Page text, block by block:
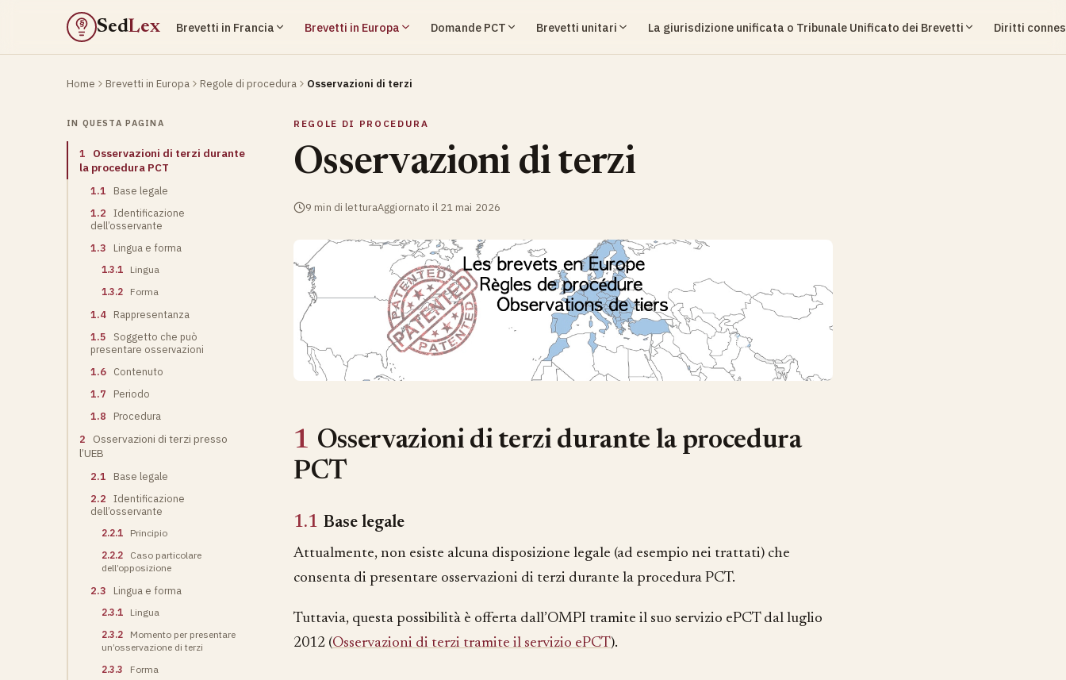
§ SedLex Brevetti in Francia Brevetti in Europa Domande PCT Brevetti unitari La giurisdizione unificata o Tribunale Unificato dei Brevetti Diritti
Home Brevetti in Europa Regole di procedura Osservazioni di terzi
IN QUESTA PAGINA
1
Osservazioni di terzi durante
la procedura PCT
1.1
Base legale
1.2
Identificazione
dell’osservante
1.3
Lingua e forma
1.3.1
Lingua
1.3.2
Forma
1.4
Rappresentanza
1.5
Soggetto che può
presentare osservazioni
1.6
Contenuto
1.7
Periodo
1.8
Procedura
2
Osservazioni di terzi presso
l’UEB
2.1
Base legale
2.2
Identificazione
dell’osservante
2.2.1
Principio
2.2.2
Caso particolare
dell’opposizione
2.3 Lingua e forma
2.3.1
Lingua
2.3.2
Momento per presentare
un’osservazione di terzi
2.3.3
Forma
REGOLE DI PROCEDURA
Osservazioni di terzi
9 min di letturaAggiornato il 21 mai 2026
1 Osservazioni di terzi durante la procedura
PCT
1.1 Base legale
Attualmente, non esiste alcuna disposizione legale (ad esempio nei trattati) che
consenta di presentare osservazioni di terzi durante la procedura PCT.
Tuttavia, questa possibilità è offerta dall’OMPI tramite il suo servizio ePCT dal luglio
2012 (Osservazioni di terzi tramite il servizio ePCT).